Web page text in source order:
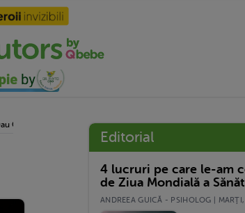
Cu Piciorul Relațiilor De-O Viață
Editorial
4 lucruri pe care le-am
de Ziua Mondială a
ANDREEA GUICĂ - PSIHOLOG |